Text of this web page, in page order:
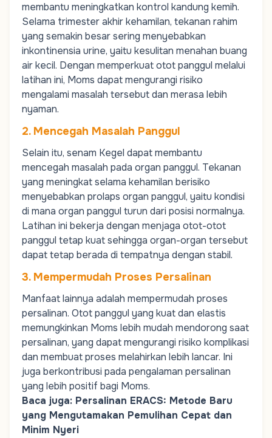
membantu meningkatkan kontrol kandung kemih.
Selama trimester akhir kehamilan, tekanan rahim
yang semakin besar sering menyebabkan
inkontinensia urine, yaitu kesulitan menahan buang
air kecil. Dengan memperkuat otot panggul melalui
latihan ini, Moms dapat mengurangi risiko
mengalami masalah tersebut dan merasa lebih
nyaman.
2. Mencegah Masalah Panggul
Selain itu, senam Kegel dapat membantu
mencegah masalah pada organ panggul. Tekanan
yang meningkat selama kehamilan berisiko
menyebabkan prolaps organ panggul, yaitu kondisi
di mana organ panggul turun dari posisi normalnya.
Latihan ini bekerja dengan menjaga otot-otot
panggul tetap kuat sehingga organ-organ tersebut
dapat tetap berada di tempatnya dengan stabil.
3. Mempermudah Proses Persalinan
Manfaat lainnya adalah mempermudah proses
persalinan. Otot panggul yang kuat dan elastis
memungkinkan Moms lebih mudah mendorong saat
persalinan, yang dapat mengurangi risiko komplikasi
dan membuat proses melahirkan lebih lancar. Ini
juga berkontribusi pada pengalaman persalinan
yang lebih positif bagi Moms.
Baca juga: Persalinan ERACS: Metode Baru
yang Mengutamakan Pemulihan Cepat dan
Minim Nyeri